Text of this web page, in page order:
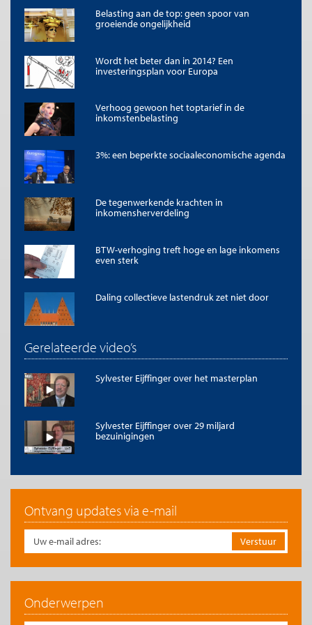
toegestaan. Voor meer informatie, zie onzecopyright richtlijnen
Afbeelding
Belasting aan de top: geen spoor van
groeiende ongelijkheid
Wordt het beter dan in 2014? Een
investeringsplan voor Europa
Verhoog gewoon het toptarief in de
inkomstenbelasting
3%: een beperkte sociaaleconomische agenda
De tegenwerkende krachten in
inkomensherverdeling
BTW-verhoging treft hoge en lage inkomens
even sterk
Daling collectieve lastendruk zet niet door
Gerelateerde video’s
Sylvester Eijffinger over het masterplan
Sylvester Eijffinger over 29 miljard
bezuinigingen
Ontvang updates via e-mail
Onderwerpen